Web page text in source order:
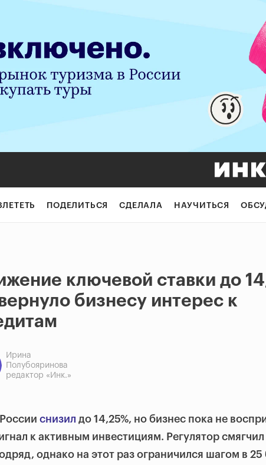
ПОДЕЛИТЬСЯ СДЕЛАЛА НАУЧИТЬСЯ
ключевой ставки до
бизнесу интерес к
Ирина
Полубояринова
редактор «Инк.»
снизил до 14,25%, но бизнес пока не
к активным инвестициям. Регулятор
однако на этот раз ограничился шагом в